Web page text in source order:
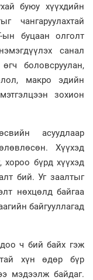
буюу хүүхдийн
чангаруулахтай
буцаан олголт
санал
боловсруулан,
макро эдийн
зохион
асуудлаар
Хүүхэд
хороо бүрд хүүхэд
бий. Уг заалтыг
нөхцөлд байгаа
байгууллагад
ч бий байх гэж
хүн өдөр бүр
мэдээлж байдаг.